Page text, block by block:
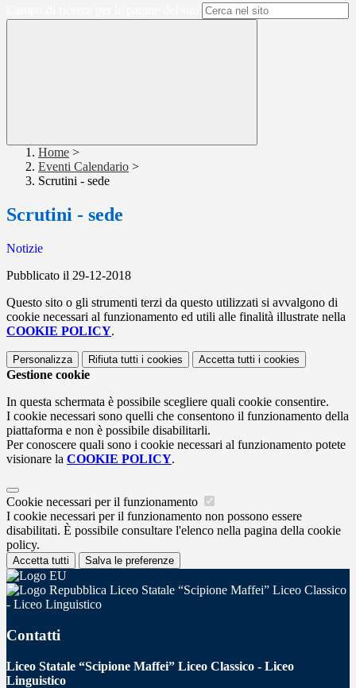
Home >
Eventi Calendario >
Scrutini - sede
Scrutini - sede
Notizie
Pubblicato il 29-12-2018
Questo sito o gli strumenti terzi da questo utilizzati si avvalgono di
cookie necessari al funzionamento ed utili alle finalità illustrate nella
COOKIE POLICY.
Personalizza Rifiuta tutti i cookies Accetta tutti i cookies
Gestione cookie
In questa schermata è possibile scegliere quali cookie consentire.
I cookie necessari sono quelli che consentono il funzionamento della
piattaforma e non è possibile disabilitarli.
Per conoscere quali sono i cookie necessari al funzionamento potete
visionare la COOKIE POLICY.
Cookie necessari per il funzionamento
I cookie necessari per il funzionamento non possono essere
disabilitati. È possibile consultare l'elenco nella pagina della cookie
policy.
Accetta tutti Salva le preferenze
Liceo Statale “Scipione Maffei” Liceo Classico
- Liceo Linguistico
Contatti
Liceo Statale “Scipione Maffei” Liceo Classico - Liceo
Linguistico